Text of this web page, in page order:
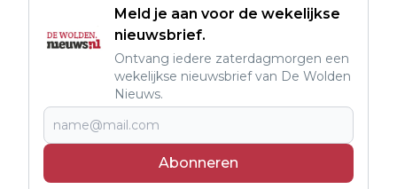
Meld je aan voor de wekelijkse
nieuwsbrief.
Ontvang iedere zaterdagmorgen een
wekelijkse nieuwsbrief van De Wolden
Nieuws.
Abonneren